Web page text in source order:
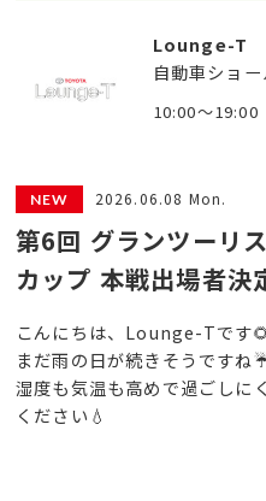
Lounge-T
自動車ショ
10:00～19:00
2026.06.08 Mon.
第6回 グランツーリ
カップ 本戦出場者決
こんにちは、Lounge-Tです
まだ雨の日が続きそうですね
湿度も気温も高めで過ごしに
ください‪💧‬